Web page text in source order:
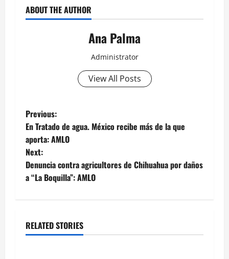
ABOUT THE AUTHOR
Ana Palma
Administrator
View All Posts
Post
navigation
Previous:
En Tratado de agua. México recibe más de la que
aporta: AMLO
Next:
Denuncia contra agricultores de Chihuahua por daños
a “La Boquilla”: AMLO
RELATED STORIES
Estados Portada